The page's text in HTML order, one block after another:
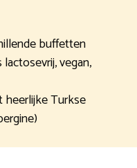
buffetten
vegan,
heerlijke Turkse